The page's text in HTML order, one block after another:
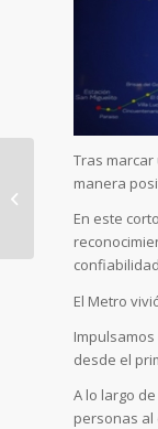
Tras
manera
En este
El Metro
desde el
A lo largo
personas al
Metro de
visitar